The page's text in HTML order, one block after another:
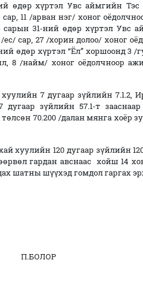
өдөр хүртэл Увс аймгийн
11 /арван нэг/ хоног
сарын 31-ний өдөр хүртэл Увс
сар, 27 /хорин долоо/ хоног
өдөр хүртэл “Ёл” хоршоонд 3 /
8 /найм/ хоног оёдолчноор
7 дугаар зүйлийн 7.1.2,
зүйлийн 57.1-т
70.200 /далан мянга хоёр
хуулийн 120 дугаар зүйлийн
гардан авснаас хойш 14
шатны шүүхэд гомдол гаргах